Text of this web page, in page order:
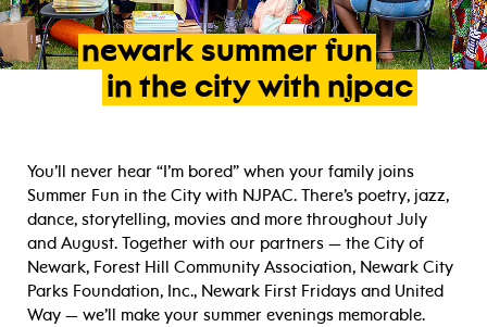
newark summer fun
in the city with njpac
You’ll never hear “I’m bored” when your family joins
Summer Fun in the City with NJPAC. There’s poetry, jazz,
dance, storytelling, movies and more throughout July
and August. Together with our partners — the City of
Newark, Forest Hill Community Association, Newark City
Parks Foundation, Inc., Newark First Fridays and United
Way — we’ll make your summer evenings memorable.